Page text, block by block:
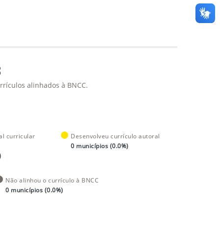
alinhados à BNCC.
curricular
Desenvolveu currículo autoral
0 municípios (0.0%)
Não alinhou o currículo à BNCC
0 municípios (0.0%)